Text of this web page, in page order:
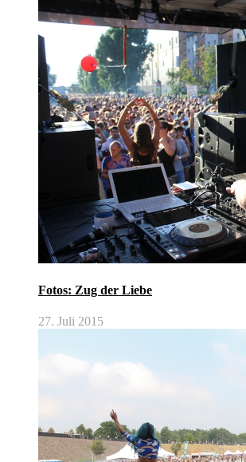
Fotos: Zug der Liebe
27. Juli 2015